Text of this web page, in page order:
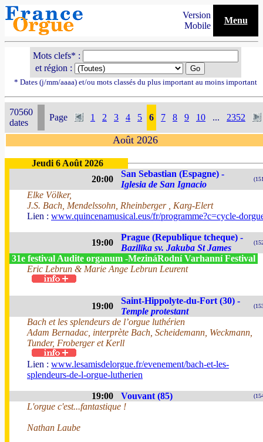
Version
Mobile
Menu
Mots clefs* :
et région :
* Dates (j/mm/aaaa) et/ou mots classés du plus important au moins important
70560
dates
Page 1 2 3 4 5 6 7 8 9 10 ... 2352
Août 2026
Jeudi 6 Août 2026
20:00
San Sebastian (Espagne) -
Iglesia de San Ignacio
Elke Völker,
J.S. Bach, Mendelssohn, Rheinberger , Karg-Elert
Lien : www.quincenamusical.eus/fr/programme?c=cycle-
19:00
Prague (Republique tcheque) -
Bazilika sv. Jakuba St James
31e festival Audite organum -MezináRodní Varhanní Festival
Eric Lebrun & Marie Ange Lebrun Leurent
19:00
Saint-Hippolyte-du-Fort (30) -
Temple protestant
Bach et les splendeurs de l’orgue luthérien
Adam Bernadac, interprète Bach, Scheidemann, Weckmann,
Tunder, Froberger et Kerll
Lien : www.lesamisdelorgue.fr/evenement/bach-et-les-
splendeurs-de-l-orgue-lutherien
19:00 Vouvant (85)
L'orgue c'est...fantastique !
Nathan Laube